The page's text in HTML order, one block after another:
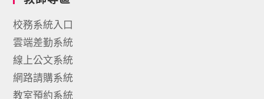
校務系統入口
雲端差勤系統
線上公文系統
網路請購系統
教室預約系統